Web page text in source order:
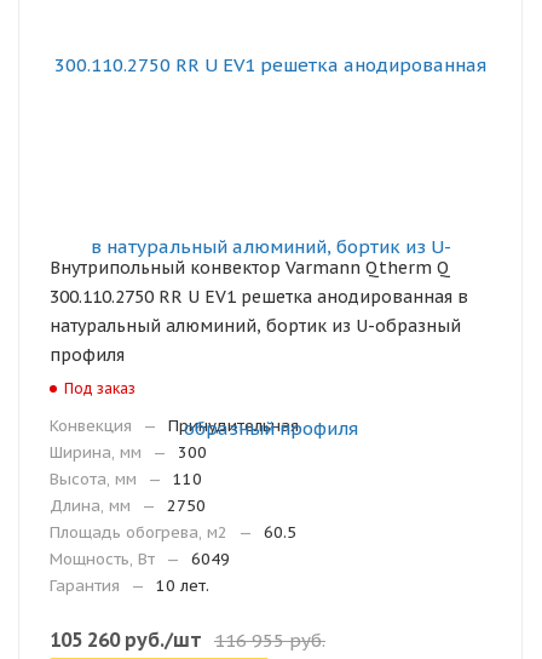
Внутрипольный конвектор Varmann Qtherm Q
300.110.2750 RR U EV1 решетка анодированная в
натуральный алюминий, бортик из U-образный
профиля
Под заказ
Конвекция —
Принудительная
Ширина, мм
—
300
Высота, мм
—
110
Длина, мм
—
2750
Площадь обогрева, м2
—
60.5
Мощность, Вт
—
6049
Гарантия
— 10 лет.
105 260руб./шт 116 955руб.